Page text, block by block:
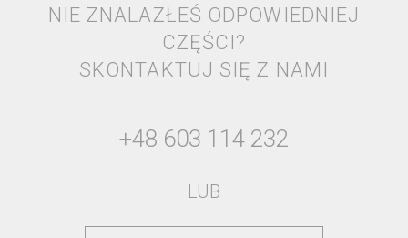
NIE ZNALAZŁEŚ ODPOWIEDNIEJ
CZĘŚCI?
SKONTAKTUJ SIĘ Z NAMI
+48 603 114 232
LUB